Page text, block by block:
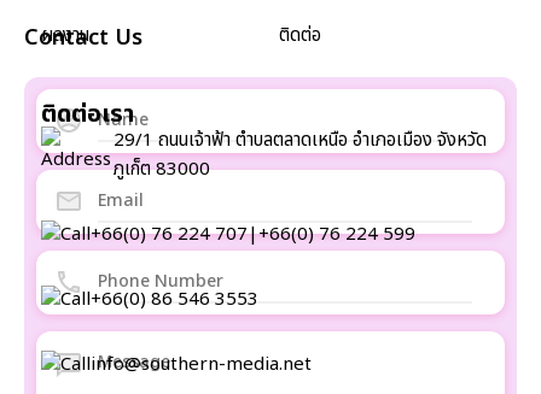
Contact Us
ผลงาน ติดต่อ
ติดต่อเรา
29/1 ถนนเจ้าฟ้า ตำบลตลาดเหนือ อำเภอเมือง จังหวัด
ภูเก็ต 83000
+66(0) 76 224 707|+66(0) 76 224 599
+66(0) 86 546 3553
info@southern-media.net